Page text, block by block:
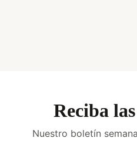
Reciba
Nuestro boletín